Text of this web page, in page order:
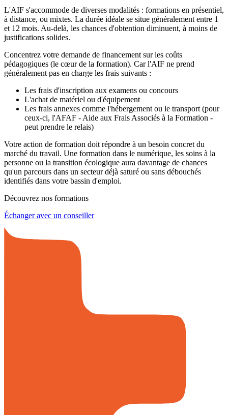
L'AIF s'accommode de diverses modalités : formations en présentiel,
à distance, ou mixtes. La durée idéale se situe généralement entre 1
et 12 mois. Au-delà, les chances d'obtention diminuent, à moins de
justifications solides.
Concentrez votre demande de financement sur les coûts
pédagogiques (le cœur de la formation). Car l'AIF ne prend
généralement pas en charge les frais suivants :
Les frais d'inscription aux examens ou concours
L'achat de matériel ou d'équipement
Les frais annexes comme l'hébergement ou le transport (pour
ceux-ci, l'AFAF - Aide aux Frais Associés à la Formation -
peut prendre le relais)
Votre action de formation doit répondre à un besoin concret du
marché du travail. Une formation dans le numérique, les soins à la
personne ou la transition écologique aura davantage de chances
qu'un parcours dans un secteur déjà saturé ou sans débouchés
identifiés dans votre bassin d'emploi.
Découvrez nos formations
Échanger avec un conseiller